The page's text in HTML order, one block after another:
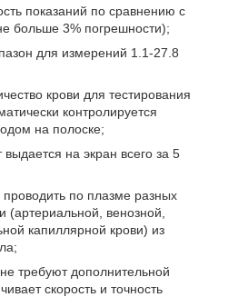
показаний по сравнению с
больше 3% погрешности);
для измерений 1.1-27.8
крови для тестирования
контролируется
на полоске;
выдается на экран всего за 5
по плазме разных
(артериальной, венозной,
капиллярной крови) из
требуют дополнительной
скорость и точность